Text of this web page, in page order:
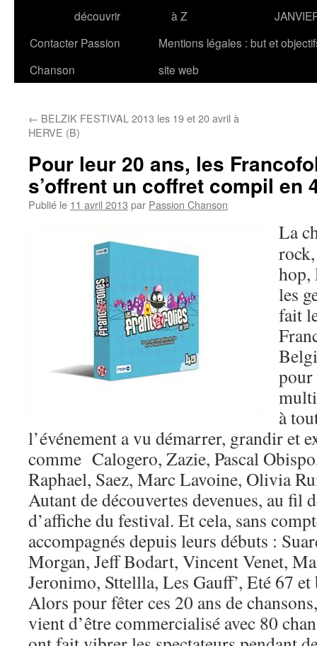
découvrir
à Z
Contacter Passion
Chanson
Mentions légales : but et
site web
← BELZIK FESTIVAL 2013 les 19 et 20 avril à
HERVE (B)
Pour leur 20 ans, les
s’offrent un coffret compil en
Publié le 11 avril 2013 par Passion Chanson
La
hop,
les
fait
pour
à
l’événement a vu démarrer, grandir et
comme Calogero, Zazie, Pascal
Raphael, Saez, Marc Lavoine, Olivia
Autant de découvertes devenues, au fil
d’affiche du festival. Et cela, sans
accompagnés depuis leurs débuts :
Morgan, Jeff Bodart, Vincent Venet,
Jeronimo, Sttellla, Les Gauff’, Eté 67 et
Alors pour fêter ces 20 ans de
vient d’être commercialisé avec 80